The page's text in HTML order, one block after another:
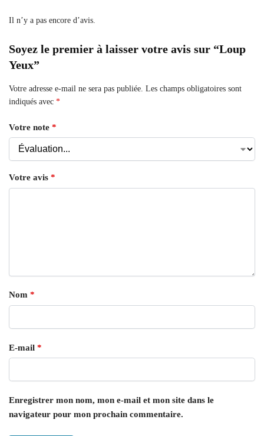
Il n’y a pas encore d’avis.
Soyez le premier à laisser votre avis sur “Loup
Yeux”
Votre adresse e-mail ne sera pas publiée. Les champs obligatoires sont
indiqués avec *
Votre note *
Votre avis *
Nom *
E-mail *
Enregistrer mon nom, mon e-mail et mon site dans le
navigateur pour mon prochain commentaire.